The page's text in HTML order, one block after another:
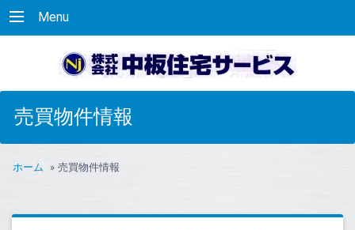
Menu
売買物件情報
ホーム » 売買物件情報